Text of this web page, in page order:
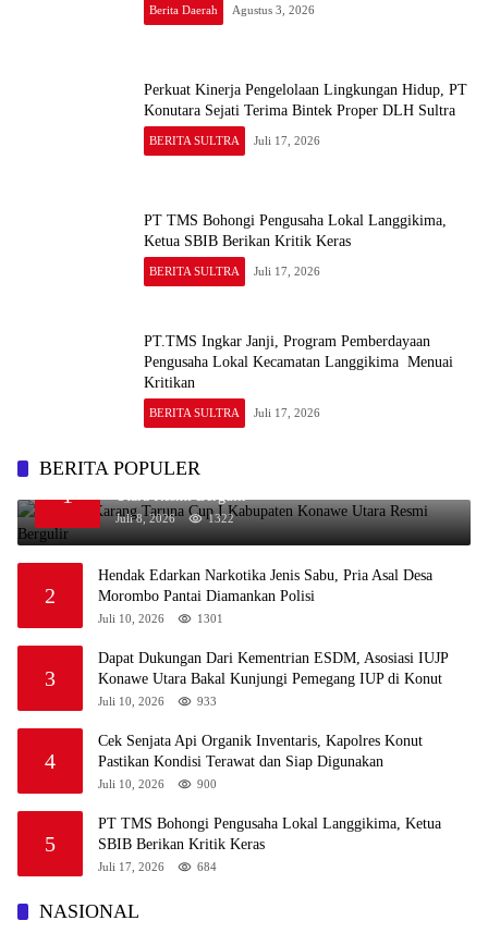
Berita Daerah Agustus 3, 2026
Perkuat Kinerja Pengelolaan Lingkungan Hidup, PT
Konutara Sejati Terima Bintek Proper DLH Sultra
BERITA SULTRA Juli 17, 2026
PT TMS Bohongi Pengusaha Lokal Langgikima,
Ketua SBIB Berikan Kritik Keras
BERITA SULTRA Juli 17, 2026
PT.TMS Ingkar Janji, Program Pemberdayaan
Pengusaha Lokal Kecamatan Langgikima Menuai
Kritikan
BERITA SULTRA Juli 17, 2026
BERITA POPULER
1
Perdana, Karang Taruna Cup I Kabupaten Konawe
Utara Resmi Bergulir
Juli 8, 2026 1322
2
Hendak Edarkan Narkotika Jenis Sabu, Pria Asal Desa
Morombo Pantai Diamankan Polisi
Juli 10, 2026 1301
3
Dapat Dukungan Dari Kementrian ESDM, Asosiasi IUJP
Konawe Utara Bakal Kunjungi Pemegang IUP di Konut
Juli 10, 2026 933
4
Cek Senjata Api Organik Inventaris, Kapolres Konut
Juli 10, 2026 900
5
PT TMS Bohongi Pengusaha Lokal Langgikima, Ketua
SBIB Berikan Kritik Keras
Juli 17, 2026 684
NASIONAL
Hadir Untuk Masyarakat, Sespimma Polri Angkatan 75 Pokjar V,